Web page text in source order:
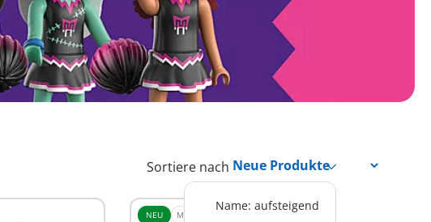
Sortiere nach
Name: aufsteigend
NEU M